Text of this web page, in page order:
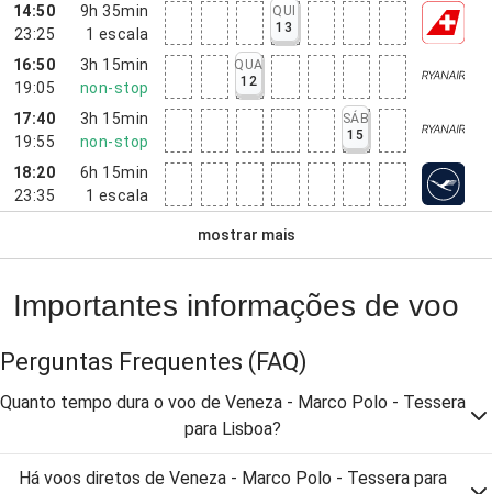
14:50
23:25
9h 35min
1 escala
QUI
13
16:50
19:05
3h 15min
non-stop
QUA
12
17:40
19:55
3h 15min
non-stop
SÁB
15
18:20
23:35
6h 15min
1 escala
mostrar mais
Importantes informações de voo
Perguntas Frequentes (FAQ)
Quanto tempo dura o voo de Veneza - Marco Polo - Tessera
para Lisboa?
Há voos diretos de Veneza - Marco Polo - Tessera para